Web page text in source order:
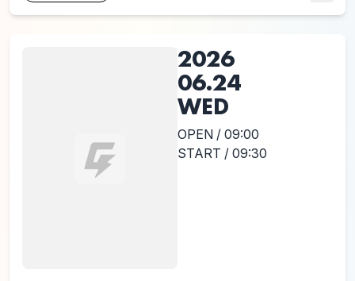
2026
06.24
WED
OPEN / 09:00
START / 09:30